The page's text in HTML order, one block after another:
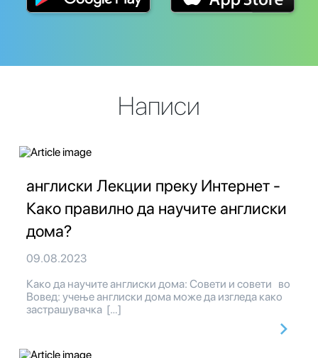
Написи
англиски Лекции преку Интернет -
Како правилно да научите англиски
дома?
09.08.2023
Како да научите англиски дома: Совети и совети во
Вовед: учење англиски дома може да изгледа како
застрашувачка […]